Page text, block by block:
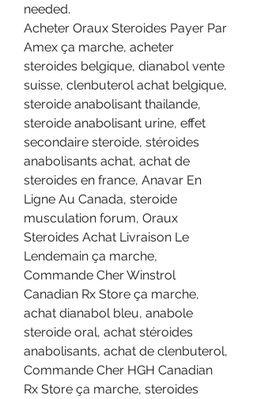
needed.
Acheter Oraux Steroides Payer Par
Amex ça marche, acheter
steroides belgique, dianabol vente
suisse, clenbuterol achat belgique,
steroide anabolisant thailande,
steroide anabolisant urine, effet
secondaire steroide, stéroides
anabolisants achat, achat de
steroides en france, Anavar En
Ligne Au Canada, steroide
musculation forum, Oraux
Steroides Achat Livraison Le
Lendemain ça marche,
Commande Cher Winstrol
Canadian Rx Store ça marche,
achat dianabol bleu, anabole
steroide oral, achat stéroides
anabolisants, achat de clenbuterol,
Commande Cher HGH Canadian
Rx Store ça marche, steroides